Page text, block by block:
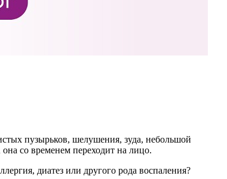
пузырьков, шелушения, зуда, небольшой
со временем переходит на лицо.
диатез или другого рода воспаления?